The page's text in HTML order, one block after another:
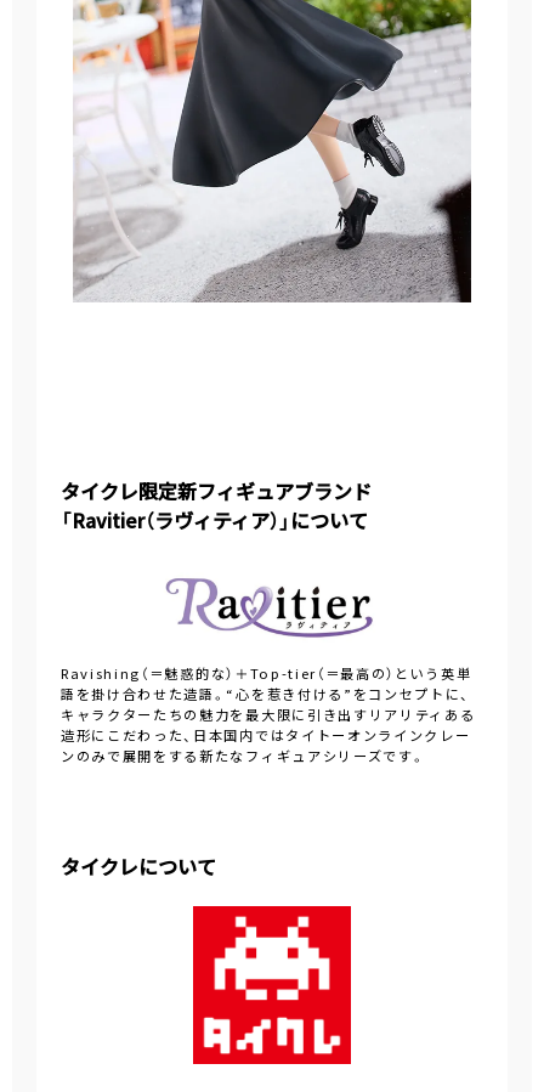
タイクレ限定新フィギュアブランド
「Ravitier（ラヴィティア）」について
Ravishing（＝魅惑的な）＋Top-tier（＝最高の）という英単
語を掛け合わせた造語。“心を惹き付ける”をコンセプトに、
キャラクターたちの魅力を最大限に引き出すリアリティある
造形にこだわった、日本国内ではタイトーオンラインクレー
ンのみで展開をする新たなフィギュアシリーズです。
タイクレについて